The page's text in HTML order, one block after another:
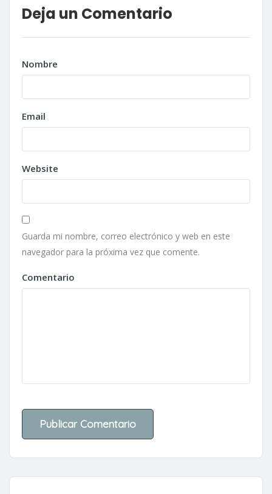
Deja un Comentario
Nombre
Email
Website
Guarda mi nombre, correo electrónico y web en este
navegador para la próxima vez que comente.
Comentario